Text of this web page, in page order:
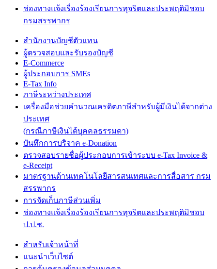
ช่องทางแจ้งเรื่องร้องเรียนการทุจริตและประพฤติมิชอบ
กรมสรรพากร
สำนักงานบัญชีตัวแทน
ผู้ตรวจสอบและรับรองบัญชี
E-Commerce
ผู้ประกอบการ SMEs
E-Tax Info
ภาษีระหว่างประเทศ
เครื่องมือช่วยคำนวณเครดิตภาษีสำหรับผู้มีเงินได้จากต่าง
ประเทศ
(กรณีภาษีเงินได้บุคคลธรรมดา)
บันทึกการบริจาค e-Donation
ตรวจสอบรายชื่อผู้ประกอบการเข้าระบบ e-Tax Invoice &
e-Receipt
มาตรฐานด้านเทคโนโลยีสารสนเทศและการสื่อสาร กรม
สรรพากร
การจัดเก็บภาษีส่วนเพิ่ม
ช่องทางแจ้งเรื่องร้องเรียนการทุจริตและประพฤติมิชอบ
ป.ป.ช.
สำหรับเจ้าหน้าที่
แนะนำเว็บไซต์